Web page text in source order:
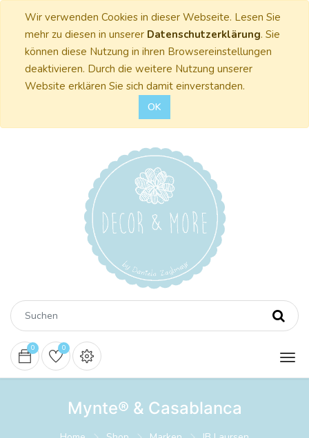
Wir verwenden Cookies in dieser Webseite. Lesen Sie
mehr zu diesen in unserer Datenschutzerklärung. Sie
können diese Nutzung in ihren Browsereinstellungen
deaktivieren. Durch die weitere Nutzung unserer
Website erklären Sie sich damit einverstanden.
OK
0 0
Mynte® & Casablanca